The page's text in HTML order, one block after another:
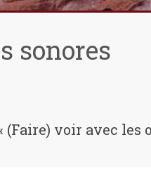
sonores
(Faire) voir avec